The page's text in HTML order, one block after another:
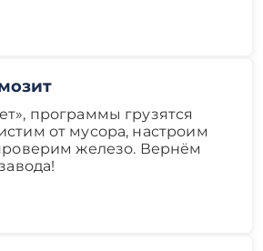
программы грузятся
от мусора, настроим
железо. Вернём